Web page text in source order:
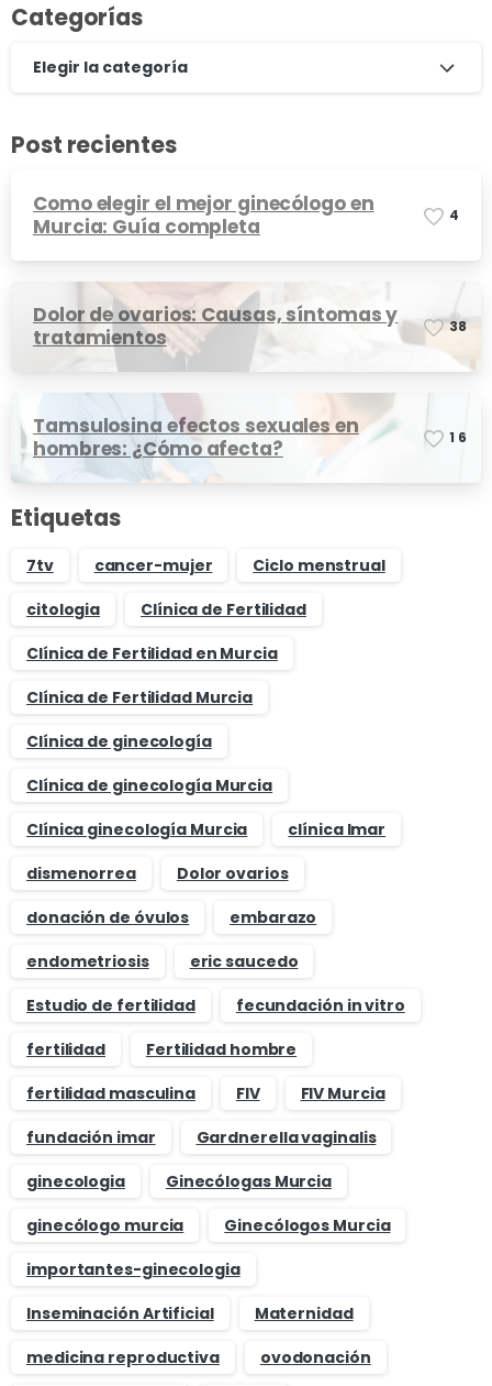
Categorías
Elegir la categoría
Post recientes
Como elegir el mejor ginecólogo en
Murcia: Guía completa
4
Dolor de ovarios: Causas, síntomas y
tratamientos
38
Tamsulosina efectos sexuales en
hombres: ¿Cómo afecta?
1 6
Etiquetas
7tv cancer-mujer
Ciclo menstrual
citologia
Clínica de Fertilidad
Clínica de Fertilidad en Murcia
Clínica de Fertilidad Murcia
Clínica de ginecología
Clínica de ginecología Murcia
Clínica ginecología Murcia
clínica Imar
dismenorrea
Dolor ovarios
donación de óvulos
embarazo
endometriosis
eric saucedo
Estudio de fertilidad
fecundación in vitro
fertilidad
Fertilidad hombre
fertilidad masculina
FIV
FIV Murcia
fundación imar
Gardnerella vaginalis
ginecologia
Ginecólogas Murcia
ginecólogo murcia
Ginecólogos Murcia
importantes-ginecologia
Inseminación Artificial
Maternidad
medicina reproductiva
ovodonación